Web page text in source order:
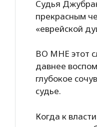
Судья
прекрасным
«еврейской
ВО МНЕ этот
давнее
глубокое
судье.
Когда к